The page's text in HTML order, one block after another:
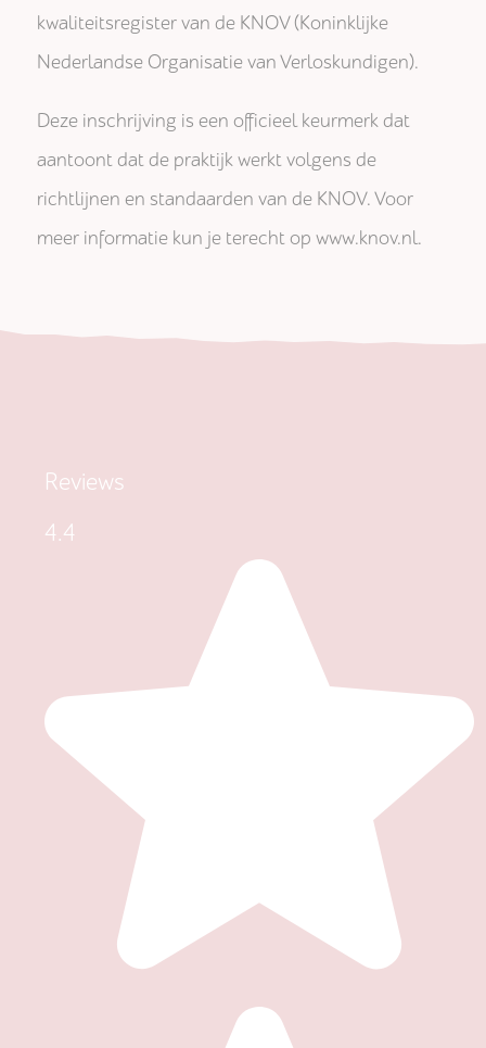
kwaliteitsregister van de KNOV (Koninklijke
Nederlandse Organisatie van Verloskundigen).
Deze inschrijving is een officieel keurmerk dat
aantoont dat de praktijk werkt volgens de
richtlijnen en standaarden van de KNOV. Voor
meer informatie kun je terecht op www.knov.nl.
Reviews
4.4